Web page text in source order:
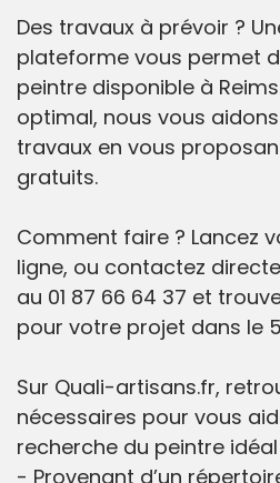
Des travaux à prévoir ?
plateforme vous permet
peintre disponible à
optimal, nous vous
travaux en vous
gratuits.
Comment faire ? Lancez
ligne, ou contactez
au 01 87 66 64 37 et
pour votre projet dans le
Sur Quali-artisans.fr,
nécessaires pour vous
recherche du peintre idéal
- Provenant d’un